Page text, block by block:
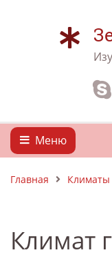
Меню
Главная Климаты
Климат